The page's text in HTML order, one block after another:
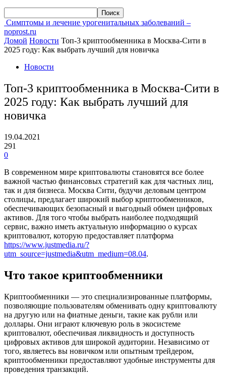
Симптомы и лечение урогенитальных заболеваний –
noprost.ru
Домой Новости Топ-3 криптообменника в Москва-Сити в
2025 году: Как выбрать лучший для новичка
Новости
Топ-3 криптообменника в Москва-Сити в
2025 году: Как выбрать лучший для
новичка
19.04.2021
291
0
В современном мире криптовалюты становятся все более
важной частью финансовых стратегий как для частных лиц,
так и для бизнеса. Москва Сити, будучи деловым центром
столицы, предлагает широкий выбор криптообменников,
обеспечивающих безопасный и выгодный обмен цифровых
активов. Для того чтобы выбрать наиболее подходящий
сервис, важно иметь актуальную информацию о курсах
криптовалют, которую предоставляет платформа
https://www.justmedia.ru/?
utm_source=justmedia&utm_medium=08.04.
Что такое криптообменники
Криптообменники — это специализированные платформы,
позволяющие пользователям обменивать одну криптовалюту
на другую или на фиатные деньги, такие как рубли или
доллары. Они играют ключевую роль в экосистеме
криптовалют, обеспечивая ликвидность и доступность
цифровых активов для широкой аудитории. Независимо от
того, являетесь вы новичком или опытным трейдером,
криптообменники предоставляют удобные инструменты для
проведения транзакций.